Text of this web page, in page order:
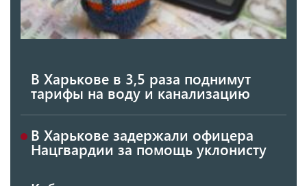
В Харькове в 3,5 раза поднимут
тарифы на воду и канализацию
В Харькове задержали офицера
Нацгвардии за помощь уклонисту